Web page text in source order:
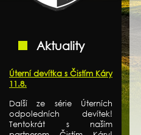
Aktuality
Úterní devítka s Čistím Káry
11.8.
Další ze série Úterních
odpoledních devítek!
Tentokrát s naším